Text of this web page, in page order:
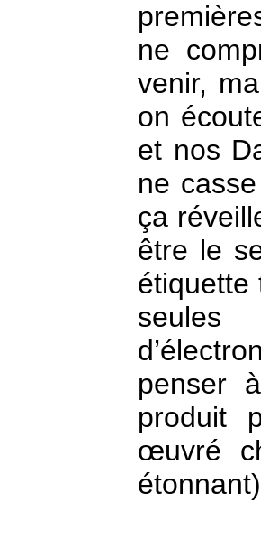
ne
venir,
on
et nos
ne
ça
être le
étiquette
seules
penser
produit
œuvré